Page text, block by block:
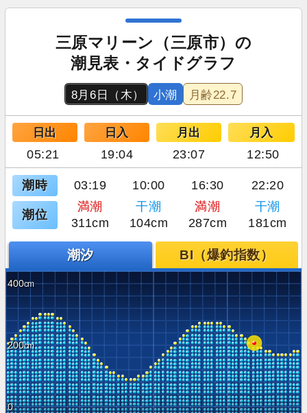
三原マリーン（三原市）の
潮見表・タイドグラフ
8月6日（木） 小潮 月齢22.7
日出 日入 月出 月入
05:21 19:04 23:07 12:50
潮時 03:19 10:00 16:30 22:20
潮位
満潮 干潮 満潮
干潮
311cm
104cm 287cm 181cm
潮汐 BI（爆釣指数）
400
200
0